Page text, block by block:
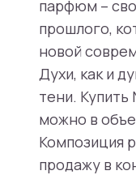
парфюм –
прошлого,
новой
Духи, как и
тени.
можно в
Композиция
продажу в